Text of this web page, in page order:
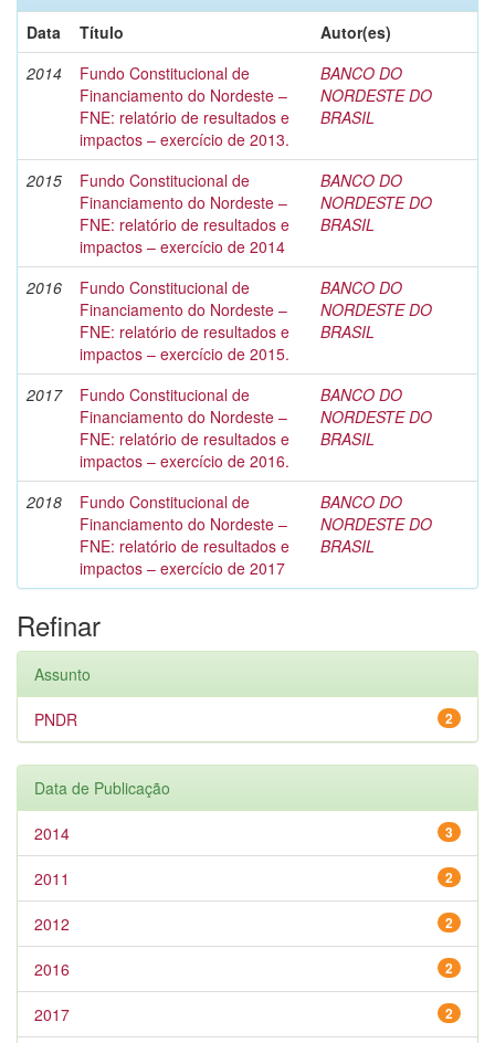
Data
Título
Autor(es)
2014
Fundo Constitucional de
Financiamento do Nordeste –
FNE: relatório de resultados e
impactos – exercício de 2013.
BANCO DO
NORDESTE DO
BRASIL
2015
Fundo Constitucional de
Financiamento do Nordeste –
FNE: relatório de resultados e
impactos – exercício de 2014
BANCO DO
NORDESTE DO
BRASIL
2016
Fundo Constitucional de
Financiamento do Nordeste –
FNE: relatório de resultados e
impactos – exercício de 2015.
BANCO DO
NORDESTE DO
BRASIL
2017
Fundo Constitucional de
Financiamento do Nordeste –
FNE: relatório de resultados e
impactos – exercício de 2016.
BANCO DO
NORDESTE DO
BRASIL
2018
Fundo Constitucional de
Financiamento do Nordeste –
FNE: relatório de resultados e
impactos – exercício de 2017
BANCO DO
NORDESTE DO
BRASIL
Refinar
Assunto
2
PNDR
Data de Publicação
3
2014
2
2011
2
2012
2
2016
2
2017